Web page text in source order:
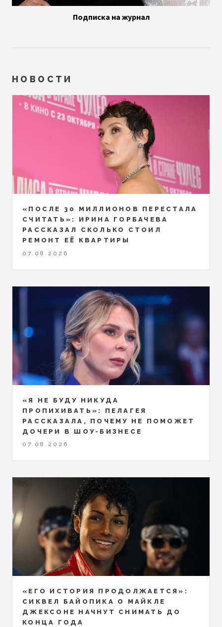
Подписка на журнал
НОВОСТИ
«ПОСЛЕ 30 МИЛЛИОНОВ ПЕРЕСТАЛА
СЧИТАТЬ»: ИРИНА ГОРБАЧЕВА
РАССКАЗАЛ СКОЛЬКО СТОИЛ
РЕМОНТ ЕЁ КВАРТИРЫ
07.08.2026
«Я НЕ БУДУ НИКУДА
ПРОПИХИВАТЬ»: ПЕЛАГЕЯ
РАССКАЗАЛА, ПОЧЕМУ НЕ ПОМОЖЕТ
ДОЧЕРИ В ШОУ-БИЗНЕСЕ
07.08.2026
«ЕГО ИСТОРИЯ ПРОДОЛЖАЕТСЯ»:
СИКВЕЛ БАЙОПИКА О МАЙКЛЕ
ДЖЕКСОНЕ НАЧНУТ СНИМАТЬ ДО
КОНЦА ГОДА